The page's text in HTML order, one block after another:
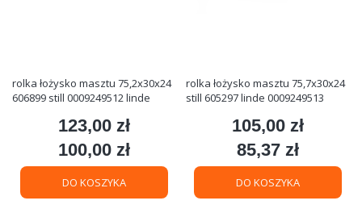
rolka łożysko masztu 75,2x30x24
606899 still 0009249512 linde
Cena
123,00 zł
Cena
100,00 zł
DO KOSZYKA
rolka łożysko masztu 75,7x30x24
still 605297 linde 0009249513
Cena
105,00 zł
Cena
85,37 zł
DO KOSZYKA